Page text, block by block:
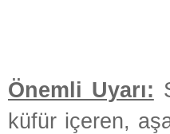
Önemli Uyarı:
küfür içeren,